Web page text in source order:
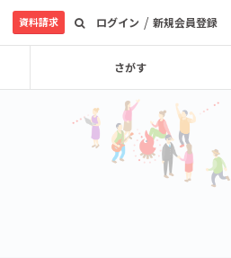
ログイン / 新規会員登録
資料請求
さがす